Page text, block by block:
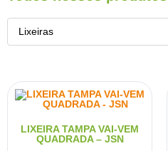
Lixeiras
LIXEIRA TAMPA VAI-VEM
QUADRADA – JSN